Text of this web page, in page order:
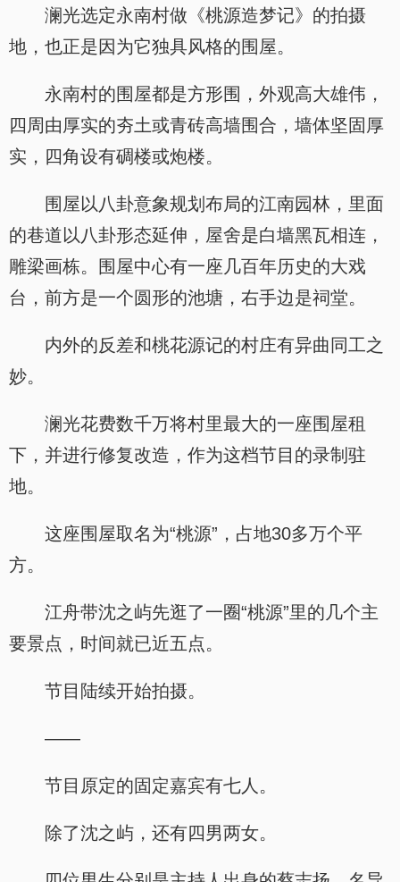
澜光选定永南村做《桃源造梦记》的拍摄
地，也正是因为它独具风格的围屋。
永南村的围屋都是方形围，外观高大雄伟，
四周由厚实的夯土或青砖高墙围合，墙体坚固厚
实，四角设有碉楼或炮楼。
围屋以八卦意象规划布局的江南园林，里面
的巷道以八卦形态延伸，屋舍是白墙黑瓦相连，
雕梁画栋。围屋中心有一座几百年历史的大戏
台，前方是一个圆形的池塘，右手边是祠堂。
内外的反差和桃花源记的村庄有异曲同工之
妙。
澜光花费数千万将村里最大的一座围屋租
下，并进行修复改造，作为这档节目的录制驻
地。
这座围屋取名为“桃源”，占地30多万个平
方。
江舟带沈之屿先逛了一圈“桃源”里的几个主
要景点，时间就已近五点。
节目陆续开始拍摄。
——
节目原定的固定嘉宾有七人。
除了沈之屿，还有四男两女。